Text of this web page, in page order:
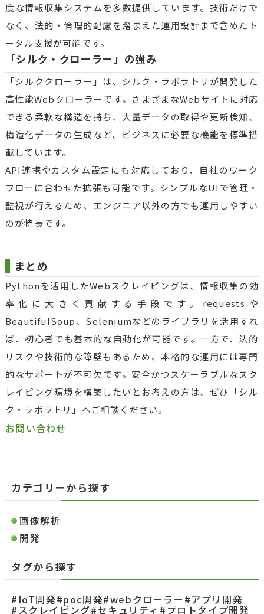
度な情報収集システムを多数提供しています。技術だけで
なく、法的・倫理的配慮を踏まえた運用設計まで含めたト
ータル支援が可能です。
「シルク・クローラー」の強み
「シルククローラー」は、シルク・ラボラトリが開発した
高性能Webクローラーです。さまざまなWebサイトに対応
できる柔軟な構造を持ち、大量データの取得や更新検知、
構造化データの生成など、ビジネスに必要な機能を標準搭
載しています。
API連携やカスタム設定にも対応しており、自社のワーク
フローに合わせた拡張も可能です。シンプルなUIで管理・
監視が行えるため、エンジニア以外の方でも運用しやすい
のが特長です。
まとめ
Pythonを活用したWebスクレイピングは、情報収集の効
率化に大きく貢献する手段です。requestsや
BeautifulSoup、Seleniumなどのライブラリを活用すれ
ば、初心者でも基本的な自動化が可能です。一方で、法的
リスクや技術的な障壁もあるため、本格的な運用には専門
的なサポートが不可欠です。安全かつスケーラブルなスク
レイピング環境を構築したいとお考えの方は、ぜひ「シル
ク・ラボラトリ」へご相談ください。
お問い合わせ
カテゴリーから探す
画像解析
開発
タグから探す
#IoT開発#poc開発#webクローラー #アプリ開発
#スクレイピング#セキュリティ #プロトタイプ開発